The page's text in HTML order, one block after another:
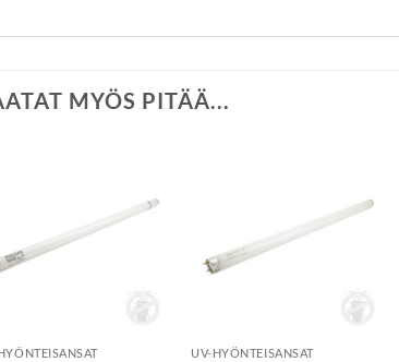
MYÖS PITÄÄ...
toivelistalle
toivelistalle
UV-HYÖNTEISANSAT